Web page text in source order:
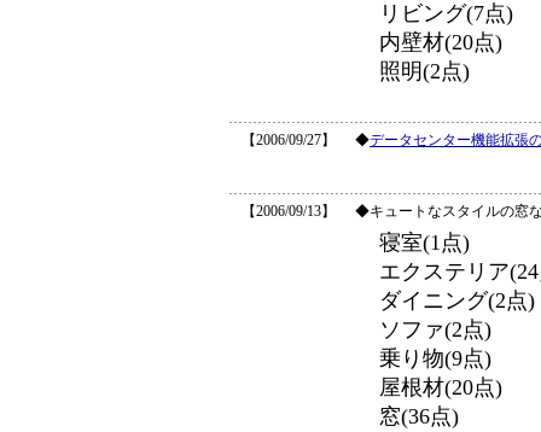
リビング(7点)
内壁材(20点)
照明(2点)
【2006/09/27】 ◆データセンター機能拡張
【2006/09/13】 ◆キュートなスタイルの窓
寝室(1点)
エクステリア
ダイニング(2点)
ソファ(2点)
乗り物(9点)
屋根材(20点)
窓(36点)